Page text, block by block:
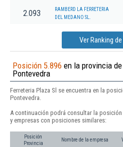
2.093
RAMBERD LA FERRETERIA
DEL MEDANO SL.
Ver Ranking
Posición 5.896 en la provincia de
Pontevedra
Ferreteria Plaza Sl se encuentra en la
Pontevedra.
A continuación podrá consultar la posición
y empresas con posiciones similares:
Posición
Provincia
Nombre de la empresa